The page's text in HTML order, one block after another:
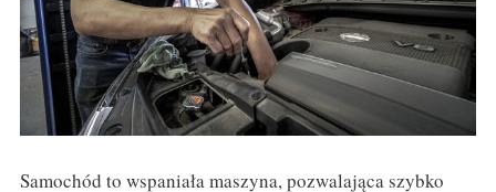
Samochód to wspaniała maszyna, pozwalająca szybko